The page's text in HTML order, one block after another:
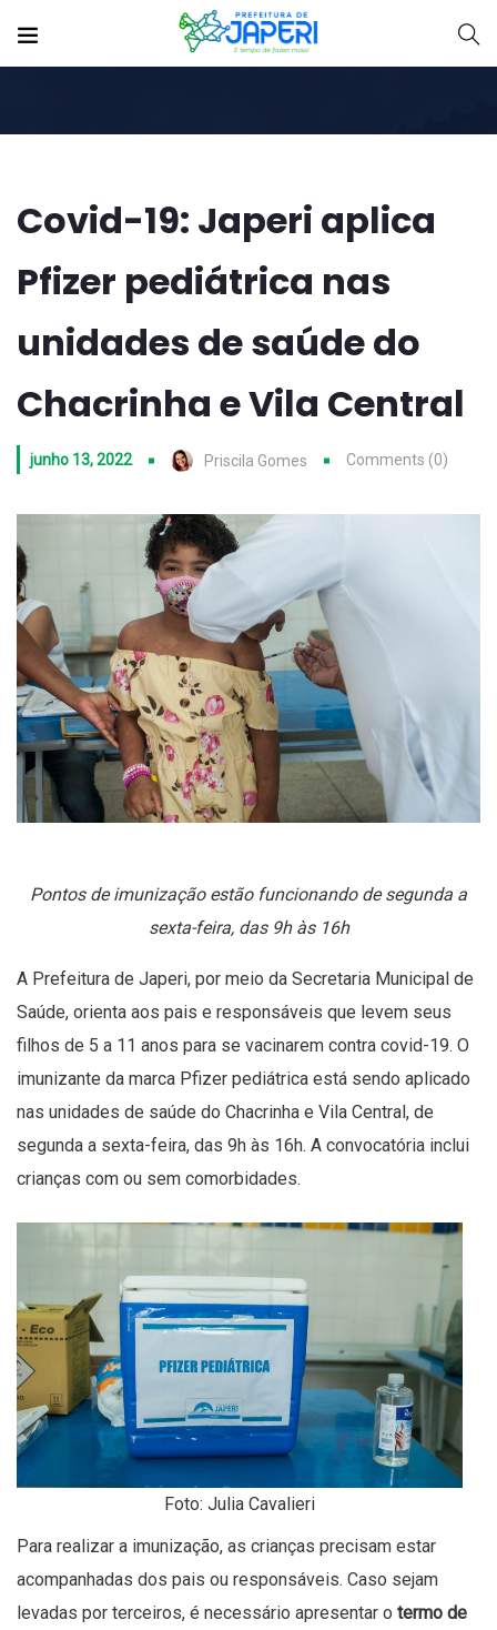
Covid-19: Japeri aplica
Pfizer pediátrica nas
unidades de saúde do
Chacrinha e Vila Central
junho 13, 2022 Priscila Gomes Comments (0)
Pontos de imunização estão funcionando de segunda a
sexta-feira, das 9h às 16h
A Prefeitura de Japeri, por meio da Secretaria Municipal de
Saúde, orienta aos pais e responsáveis que levem seus
filhos de 5 a 11 anos para se vacinarem contra covid-19. O
imunizante da marca Pfizer pediátrica está sendo aplicado
nas unidades de saúde do Chacrinha e Vila Central, de
segunda a sexta-feira, das 9h às 16h. A convocatória inclui
crianças com ou sem comorbidades.
Foto: Julia Cavalieri
Para realizar a imunização, as crianças precisam estar
acompanhadas dos pais ou responsáveis. Caso sejam
levadas por terceiros, é necessário apresentar o termo de